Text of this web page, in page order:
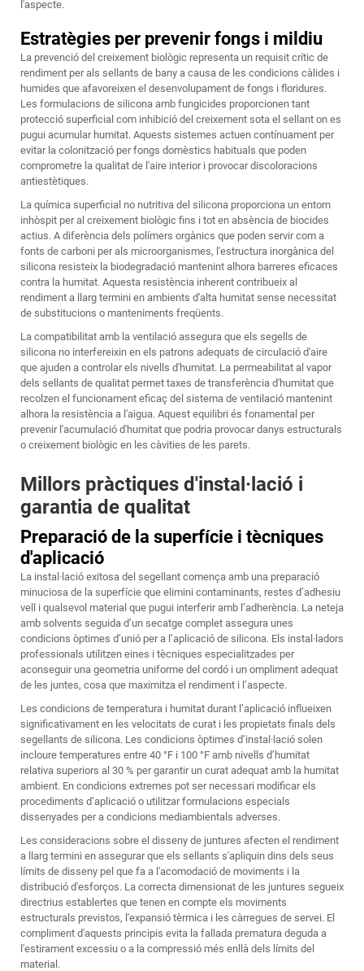
l'aspecte.
Estratègies per prevenir fongs i mildiu
La prevenció del creixement biològic representa un requisit crític de
rendiment per als sellants de bany a causa de les condicions càlides i
humides que afavoreixen el desenvolupament de fongs i floridures.
Les formulacions de silicona amb fungicides proporcionen tant
protecció superficial com inhibició del creixement sota el sellant on es
pugui acumular humitat. Aquests sistemes actuen contínuament per
evitar la colonització per fongs domèstics habituals que poden
comprometre la qualitat de l'aire interior i provocar discoloracions
antiestètiques.
La química superficial no nutritiva del silicona proporciona un entorn
inhòspit per al creixement biològic fins i tot en absència de biocides
actius. A diferència dels polímers orgànics que poden servir com a
fonts de carboni per als microorganismes, l'estructura inorgànica del
silicona resisteix la biodegradació mantenint alhora barreres eficaces
contra la humitat. Aquesta resistència inherent contribueix al
rendiment a llarg termini en ambients d'alta humitat sense necessitat
de substitucions o manteniments freqüents.
La compatibilitat amb la ventilació assegura que els segells de
silicona no interfereixin en els patrons adequats de circulació d'aire
que ajuden a controlar els nivells d'humitat. La permeabilitat al vapor
dels sellants de qualitat permet taxes de transferència d'humitat que
recolzen el funcionament eficaç del sistema de ventilació mantenint
alhora la resistència a l'aigua. Aquest equilibri és fonamental per
prevenir l'acumulació d'humitat que podria provocar danys estructurals
o creixement biològic en les càvities de les parets.
Millors pràctiques d'instal·lació i
garantia de qualitat
Preparació de la superfície i tècniques
d'aplicació
La instal·lació exitosa del segellant comença amb una preparació
minuciosa de la superfície que elimini contaminants, restes d’adhesiu
vell i qualsevol material que pugui interferir amb l’adherència. La neteja
amb solvents seguida d’un secatge complet assegura unes
condicions òptimes d’unió per a l’aplicació de silicona. Els instal·ladors
professionals utilitzen eines i tècniques especialitzades per
aconseguir una geometria uniforme del cordó i un ompliment adequat
de les juntes, cosa que maximitza el rendiment i l’aspecte.
Les condicions de temperatura i humitat durant l’aplicació influeixen
significativament en les velocitats de curat i les propietats finals dels
segellants de silicona. Les condicions òptimes d’instal·lació solen
incloure temperatures entre 40 °F i 100 °F amb nivells d’humitat
relativa superiors al 30 % per garantir un curat adequat amb la humitat
ambient. En condicions extremes pot ser necessari modificar els
procediments d’aplicació o utilitzar formulacions especials
dissenyades per a condicions mediambientals adverses.
Les consideracions sobre el disseny de juntures afecten el rendiment
a llarg termini en assegurar que els sellants s'apliquin dins dels seus
límits de disseny pel que fa a l'acomodació de moviments i la
distribució d'esforços. La correcta dimensionat de les juntures segueix
directrius establertes que tenen en compte els moviments
estructurals previstos, l'expansió tèrmica i les càrregues de servei. El
compliment d'aquests principis evita la fallada prematura deguda a
l'estirament excessiu o a la compressió més enllà dels límits del
material.